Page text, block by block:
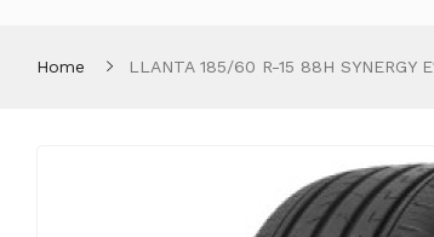
Home LLANTA 185/60 R-15 88H SYNERGY